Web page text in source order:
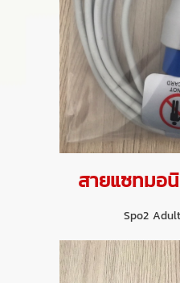
สายแซทมอ
Spo2